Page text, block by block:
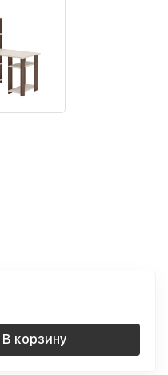
В корзину